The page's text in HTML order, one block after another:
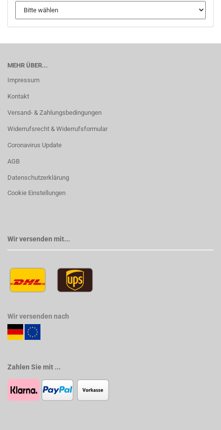
MEHR ÜBER...
Impressum
Kontakt
Versand- & Zahlungsbedingungen
Widerrufsrecht & Widerrufsformular
Coronavirus Update
AGB
Datenschutzerklärung
Cookie Einstellungen
Wir versenden mit...
Wir versenden nach
Zahlen Sie mit ...